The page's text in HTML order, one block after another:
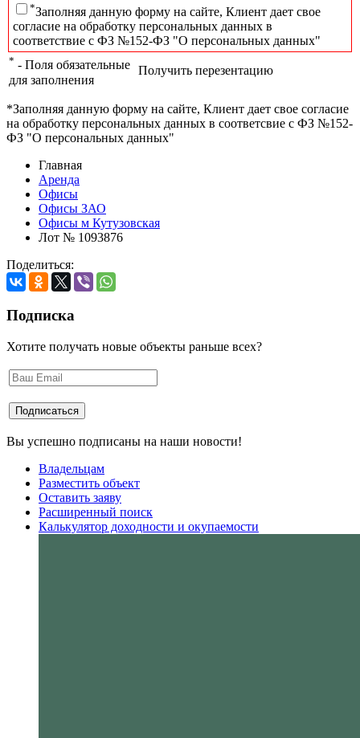
*Заполняя данную форму на сайте, Клиент дает свое
согласие на обработку персональных данных в
соответствие с ФЗ №152-ФЗ "О персональных данных"
* - Поля обязательные
для заполнения
Получить перезентацию
*Заполняя данную форму на сайте, Клиент дает свое согласие
на обработку персональных данных в соответсвие с ФЗ №152-
ФЗ "О персональных данных"
Главная
Аренда
Офисы
Офисы ЗАО
Офисы м Кутузовская
Лот № 1093876
Поделиться:
Подписка
Хотите получать новые объекты раньше всех?
Вы успешно подписаны на наши новости!
Владельцам
Разместить объект
Оставить заяву
Расширенный поиск
Калькулятор доходности и окупаемости